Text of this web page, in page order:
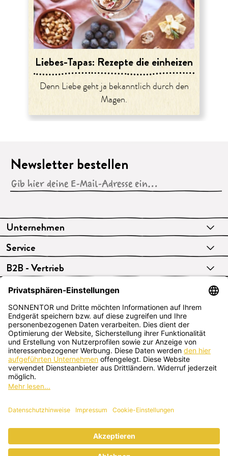
Liebes-Tapas: Rezepte die einheizen
Denn Liebe geht ja bekanntlich durch den
Magen.
Unternehmen
Service
B2B - Vertrieb
Newsletter bestellen
Deutsch
SONNENTOR Kräuterhandels GMBH
Sprögnitz 10, 3913 Sprögnitz, Österreich
deine Fragen